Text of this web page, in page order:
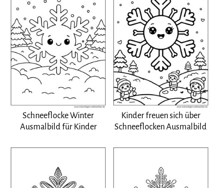
Schneeflocke Winter
Ausmalbild für Kinder
Kinder freuen sich über
Schneeflocken Ausmalbild